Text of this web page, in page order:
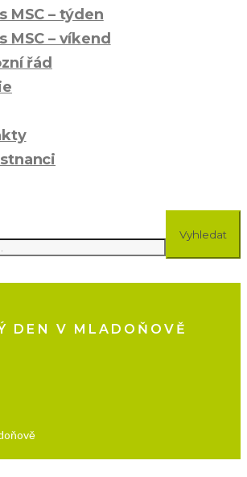
MSC – týden
MSC – víkend
řád
Vyhledat
DEN V MLADOŇOVĚ